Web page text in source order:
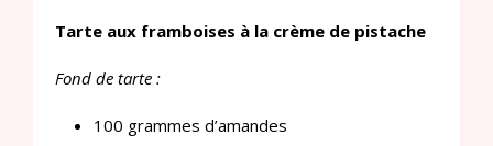
Tarte aux framboises à la crème de pistache
Fond de tarte :
100 grammes d’amandes